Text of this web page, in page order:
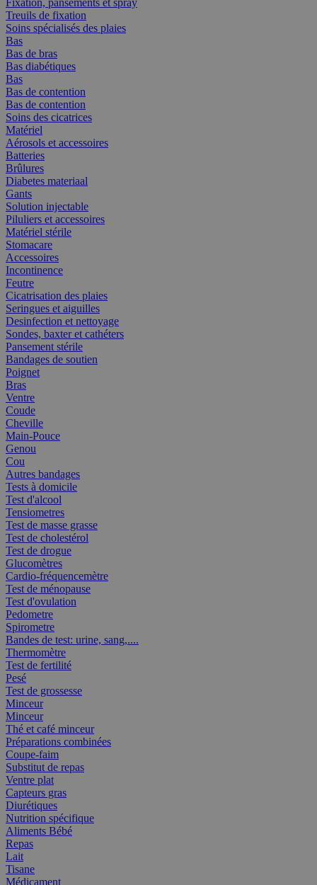
Fixation, pansements et spray
Treuils de fixation
Soins spécialisés des plaies
Bas
Bas de bras
Bas diabétiques
Bas
Bas de contention
Bas de contention
Soins des cicatrices
Matériel
Aérosols et accessoires
Batteries
Brûlures
Diabetes materiaal
Gants
Solution injectable
Piluliers et accessoires
Matériel stérile
Stomacare
Accessoires
Incontinence
Feutre
Cicatrisation des plaies
Seringues et aiguilles
Desinfection et nettoyage
Sondes, baxter et cathéters
Pansement stérile
Bandages de soutien
Poignet
Bras
Ventre
Coude
Cheville
Main-Pouce
Genou
Cou
Autres bandages
Tests à domicile
Test d'alcool
Tensiometres
Test de masse grasse
Test de cholestérol
Test de drogue
Glucomètres
Cardio-fréquencemètre
Test de ménopause
Test d'ovulation
Pedometre
Spirometre
Bandes de test: urine, sang,....
Thermomètre
Test de fertilité
Pesé
Test de grossesse
Minceur
Minceur
Thé et café minceur
Préparations combinées
Coupe-faim
Substitut de repas
Ventre plat
Capteurs gras
Diurétiques
Nutrition spécifique
Aliments Bébé
Repas
Lait
Tisane
Médicament